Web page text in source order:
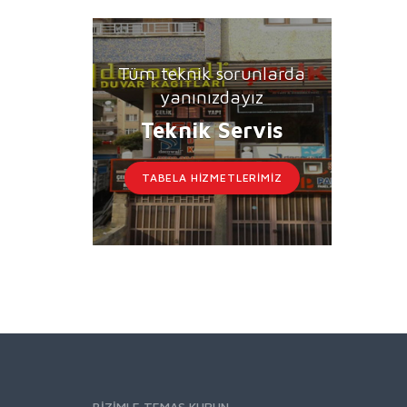
Tüm teknik sorunlarda
yanınızdayız
Teknik Servis
TABELA HIZMETLERIMIZ